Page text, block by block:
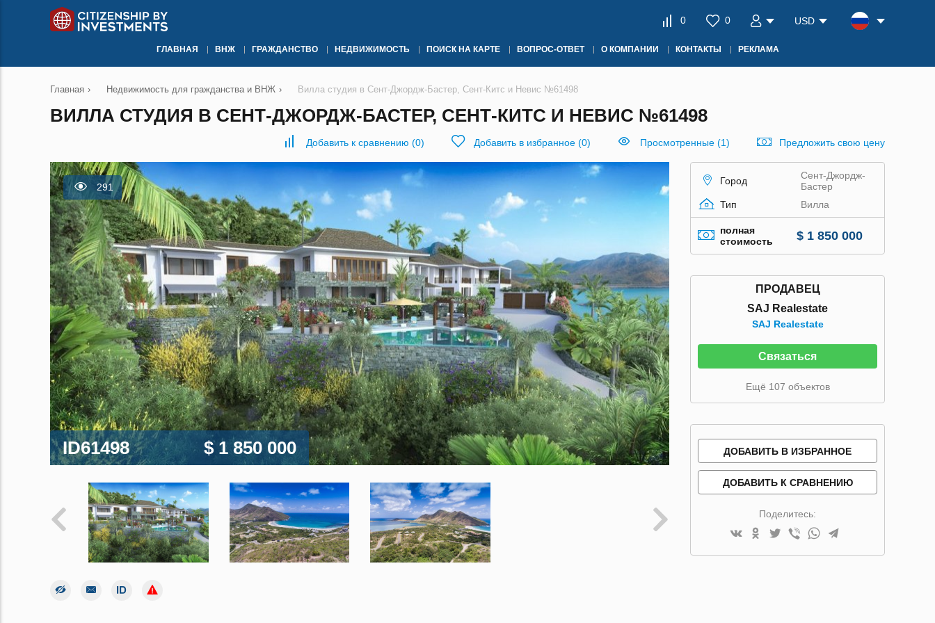
0 0 USD
ГЛАВНАЯ ВНЖ ГРАЖДАНСТВО НЕДВИЖИМОСТЬ ПОИСК НА КАРТЕ ВОПРОС-ОТВЕТ О КОМПАНИИ КОНТАКТЫ РЕКЛАМА
Главная › Недвижимость для гражданства и ВНЖ › Вилла студия в Сент-Джордж-Бастер, Сент-Китс и Невис №61498
ВИЛЛА СТУДИЯ В СЕНТ-ДЖОРДЖ-БАСТЕР, СЕНТ-КИТС И НЕВИС №61498
Добавить к сравнению (0) Добавить в избранное (0) Просмотренные (1) Предложить свою цену
291
ID61498 $ 1 850 000
Город
Сент-Джордж-
Бастер
Тип
Вилла
полная
стоимость
$ 1 850 000
ПРОДАВЕЦ
SAJ Realestate
SAJ Realestate
Связаться
Ещё 107 объектов
ДОБАВИТЬ В ИЗБРАННОЕ
ДОБАВИТЬ К СРАВНЕНИЮ
Поделитесь: